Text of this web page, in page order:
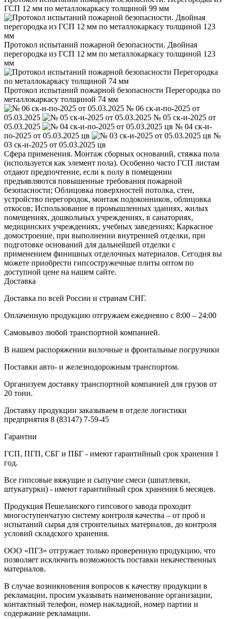
ГСП 12 мм по металлокаркасу толщиной 99 мм
Протокол испытаний пожарной безопасности. Двойная
перегородка из ГСП 12 мм по металлокаркасу толщиной 123
мм
Протокол испытаний пожарной безопасности Перегородка по
металлокаркасу толщиной 74 мм
№ 06 ск-и-по-2025 от
05.03.2025
№ 05 ск-и-2025 от
05.03.2025
№ 04 ск-и-
по-2025 от 05.03.2025 цв
№
03 ск-и-2025 от 05.03.2025 цв
Сфера применения. Монтаж сборных оснований, стяжка пола
(используется как элемент пола). Особенно часто ГСП листам
отдают предпочтение, если к полу в помещении
предъявляются повышенные требования пожарной
безопасности; Облицовка поверхностей потолка, стен,
устройство перегородок, монтаж подоконников, облицовка
откосов; Использование в промышленных зданиях, жилых
помещениях, дошкольных учреждениях, в санаториях,
медицинских учреждениях, учебных заведениях; Каркасное
домостроение, при выполнении внутренней отделки, при
подготовке оснований для дальнейшей отделки с
применением финишных отделочных материалов. Сегодня вы
можете приобрести гипсостружечные плиты оптом по
доступной цене на нашем сайте.
Доставка
Доставка по всей России и странам СНГ.
Оплаченную продукцию отгружаем ежедневно с 8:00 – 24:00
Самовывоз любой транспортной компанией.
В нашем распоряжении вилочные и фронтальные погрузчики
Поставки авто- и железнодорожным транспортом.
Организуем доставку транспортной компанией для грузов от
20 тонн.
Доставку продукции заказываем в отделе логистики
предприятия 8 (83147) 7-59-45
Гарантии
ГСП, ПГП, СБГ и ПБГ - имеют гарантийный срок хранения 1
год.
Все гипсовые вяжущие и сыпучие смеси (шпатлевки,
штукатурки) - имеют гарантийный срок хранения 6 месяцев.
Продукция Пешеланского гипсового завода проходит
многоступенчатую систему контроля качества – от проб и
испытаний сырья для строительных материалов, до контроля
условий складского хранения.
ООО «ПГЗ» отгружает только проверенную продукцию, что
позволяет исключить возможность поставки некачественных
материалов.
В случае возникновения вопросов к качеству продукции в
рекламации, просим указывать наименование организации,
контактный телефон, номер накладной, номер партии и
содержание рекламации.